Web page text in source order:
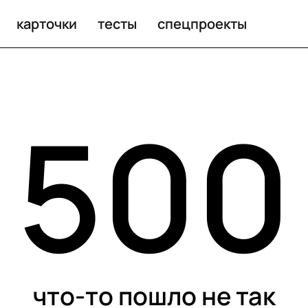
карточки тесты спецпроекты
500
что-то пошло не так